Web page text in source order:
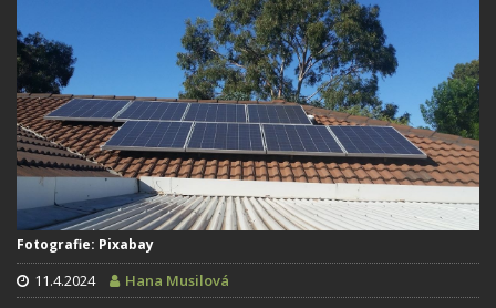
Fotografie: Pixabay
11.4.2024 Hana Musilová